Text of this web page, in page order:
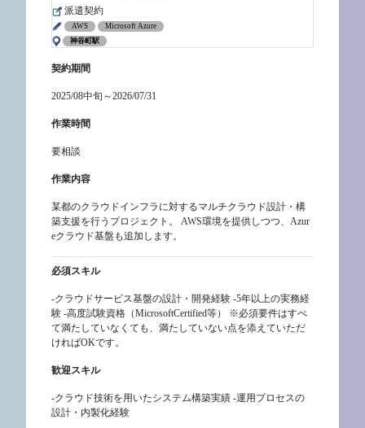
派遣契約
AWS
Microsoft Azure
神谷町駅
契約期間
2025/08中旬～2026/07/31
作業時間
要相談
作業内容
某都のクラウドインフラに対するマルチクラウド設計・構
築支援を行うプロジェクト。 AWS環境を提供しつつ、Azur
eクラウド基盤も追加します。
必須スキル
-クラウドサービス基盤の設計・開発経験 -5年以上の実務経
験 -高度試験資格（MicrosoftCertified等） ※必須要件はすべ
て満たしていなくても、満たしていない点を添えていただ
ければOKです。
歓迎スキル
-クラウド技術を用いたシステム構築実績 -運用プロセスの
設計・内製化経験